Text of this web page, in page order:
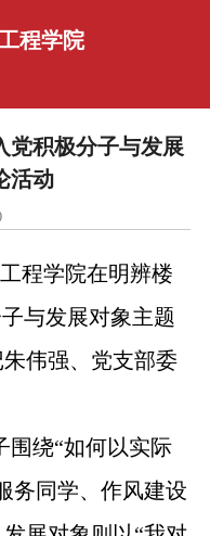
程学院
党积极分子与发展
活动
程学院在明辨楼
与发展对象主题
伟强、党支部委
围绕“如何以实际
务同学、作风建设